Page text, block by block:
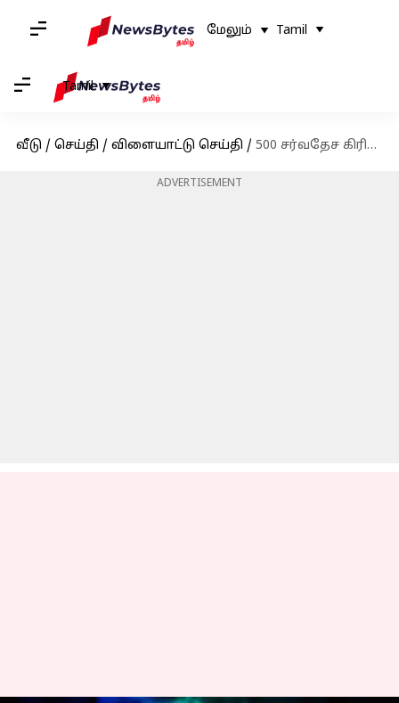
மேலும் Tamil
Tamil
வீடு / செய்தி / விளையாட்டு செய்தி / 500 சர்வதேச கிரிக்கெட் போட்டிகளில் விளையாடிய ஐந்தாவது இந்திய வீரர்; ரோஹித் ஷர்மா சாதனை
ADVERTISEMENT